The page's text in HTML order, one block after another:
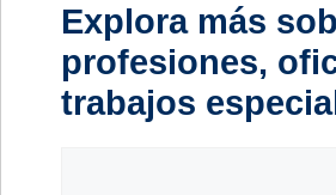
Explora más
profesiones,
trabajos